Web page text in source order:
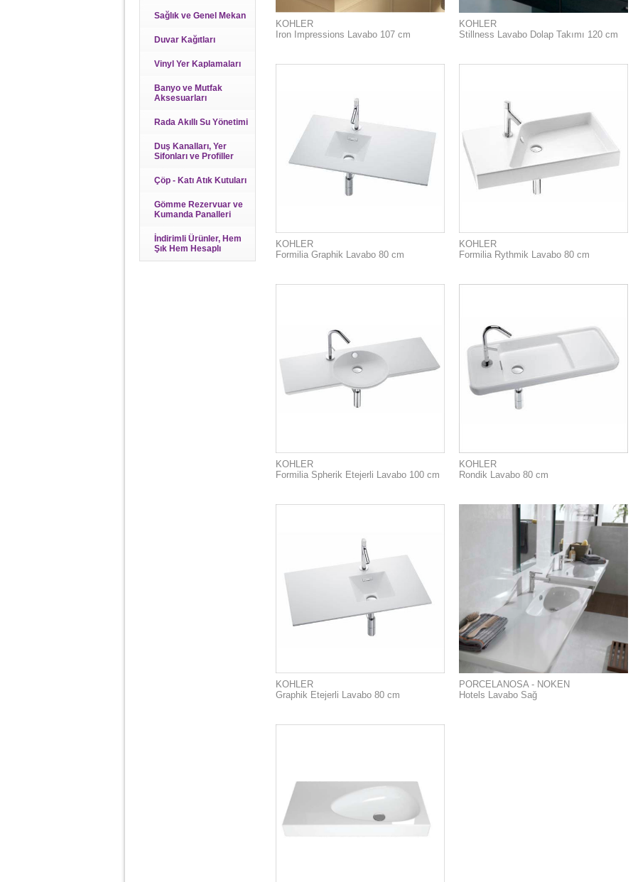
Sağlık ve Genel Mekan
Duvar Kağıtları
Vinyl Yer Kaplamaları
Banyo ve Mutfak
Aksesuarları
Rada Akıllı Su Yönetimi
Duş Kanalları, Yer
Sifonları ve Profiller
Çöp - Katı Atık Kutuları
Gömme Rezervuar ve
Kumanda Panalleri
İndirimli Ürünler, Hem
Şık Hem Hesaplı
KOHLER
Iron Impressions Lavabo 107 cm
KOHLER
Stillness Lavabo Dolap Takımı 120 cm
KOHLER
Formilia Graphik Lavabo 80 cm
KOHLER
Formilia Rythmik Lavabo 80 cm
KOHLER
Formilia Spherik Etejerli Lavabo 100 cm
KOHLER
Rondik Lavabo 80 cm
KOHLER
Graphik Etejerli Lavabo 80 cm
PORCELANOSA - NOKEN
Hotels Lavabo Sağ